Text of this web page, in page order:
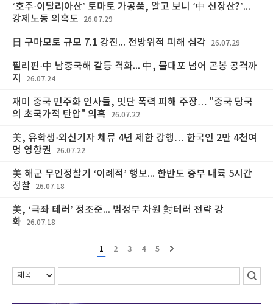
‘호주·이탈리아산’ 토마토 가공품, 알고 보니 ‘中 신장산?’...
강제노동 의혹도
26.07.29
日 구마모토 규모 7.1 강진... 전방위적 피해 심각 26.07.29
필리핀·中 남중국해 갈등 격화... 中, 물대포 넘어 곤봉 공격까
지
26.07.24
재미 중국 민주화 인사들, 잇단 폭력 피해 주장… "중국 당국
의 초국가적 탄압" 의혹
26.07.22
美, 유학생·외신기자 체류 4년 제한 강행… 한국인 2만 4천여
명 영향권
26.07.22
美 해군 무인정찰기 ‘이례적’ 행보... 한반도 중부 내륙 5시간
정찰
26.07.18
美, ‘극좌 테러’ 정조준... 범정부 차원 對테러 전략 강
화
26.07.18
1 2 3 4 5